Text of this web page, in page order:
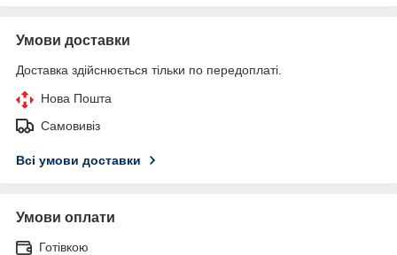
Умови доставки
Доставка здійснюється тільки по передоплаті.
Нова Пошта
Самовивіз
Всі умови доставки
Умови оплати
Готівкою